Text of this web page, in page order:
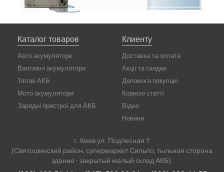
Каталог товаров
Авто акумулятори
Вантажні акумулятори
Тягові АКБ
Мото акумулятори
Зарядні пристрої для АКБ
Клиенту
Доставка та оплата
Акції та скидки
Допомога покупцю
Корисні статті
Відео
Новини
г. Киев ул. Подлесная 1
(Святошинский район, супермаркет Сильпо, тыльная сторона
здания - закрытый малый склад АКБ).